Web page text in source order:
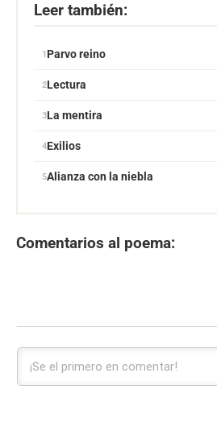
Leer también:
Parvo reino
Lectura
La mentira
Exilios
Alianza con la niebla
Comentarios al poema: